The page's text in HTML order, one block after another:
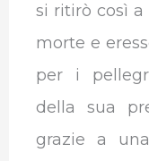
si ritirò così
morte e
per i
della sua
grazie a